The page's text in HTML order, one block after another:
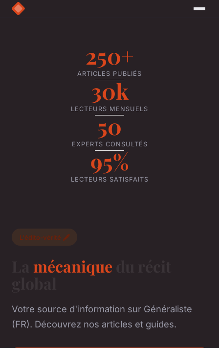
250+
ARTICLES PUBLIÉS
30k
LECTEURS MENSUELS
50
EXPERTS CONSULTÉS
95%
LECTEURS SATISFAITS
L'édito-vérité 🖋️
mécanique
Votre source d'information sur Généraliste
(FR). Découvrez nos articles et guides.